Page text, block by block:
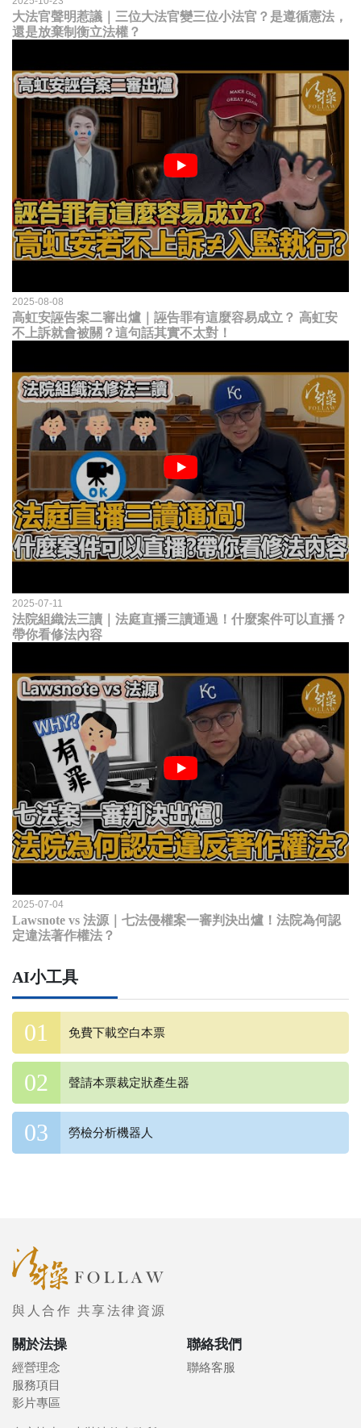
大法官聲明惹議｜三位大法官變三位小法官？是遵循憲法，
還是放棄制衡立法權？
2025-08-08
高虹安誣告案二審出爐｜誣告罪有這麼容易成立？ 高虹安
不上訴就會被關？這句話其實不太對！
2025-07-11
法院組織法三讀｜法庭直播三讀通過！什麼案件可以直播？
帶你看修法內容
2025-07-04
Lawsnote vs 法源｜七法侵權案一審判決出爐！法院為何認
定違法著作權法？
AI小工具
免費下載空白本票
聲請本票裁定狀產生器
勞檢分析機器人
與人合作 共享法律資源
關於法操
經營理念
服務項目
影片專區
聯絡我們
聯絡客服